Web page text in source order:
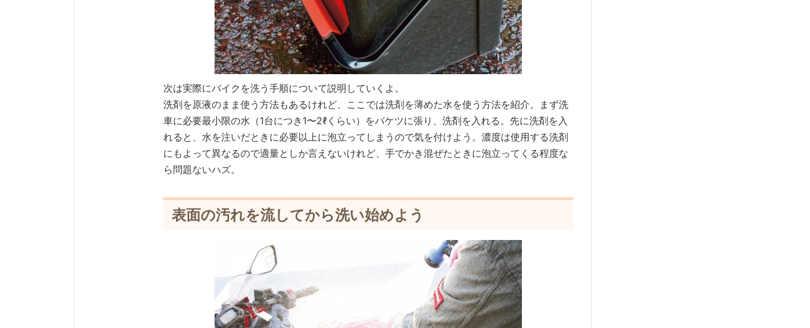
次は実際にバイクを洗う手順について説明していくよ。
洗剤を原液のまま使う方法もあるけれど、ここでは洗剤を薄めた水を使う方法を紹介。まず洗
車に必要最小限の水（1台につき1〜2ℓくらい）をバケツに張り、洗剤を入れる。先に洗剤を入
れると、水を注いだときに必要以上に泡立ってしまうので気を付けよう。濃度は使用する洗剤
にもよって異なるので適量としか言えないけれど、手でかき混ぜたときに泡立ってくる程度な
ら問題ないハズ。
表面の汚れを流してから洗い始めよう